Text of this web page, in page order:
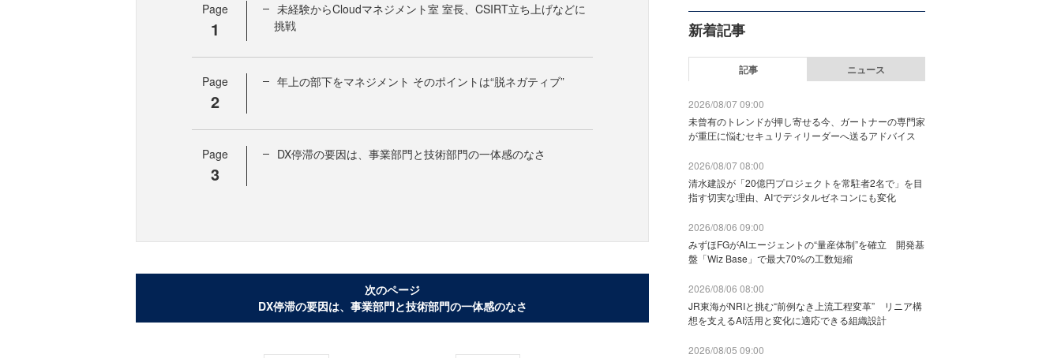
Page
1
未経験からCloudマネジメント室 室長、CSIRT立ち上げなどに
挑戦
Page
2
年上の部下をマネジメント そのポイントは“脱ネガティブ”
Page
3
DX停滞の要因は、事業部門と技術部門の一体感のなさ
次のページ
DX停滞の要因は、事業部門と技術部門の一体感のなさ
新着記事
記事 ニュース
2026/08/07 09:00
未曾有のトレンドが押し寄せる今、ガートナーの専門家
が重圧に悩むセキュリティリーダーへ送るアドバイス
2026/08/07 08:00
清水建設が「20億円プロジェクトを常駐者2名で」を目
指す切実な理由、AIでデジタルゼネコンにも変化
2026/08/06 09:00
みずほFGがAIエージェントの“量産体制”を確立 開発基
盤「Wiz Base」で最大70%の工数短縮
2026/08/06 08:00
JR東海がNRIと挑む“前例なき上流工程変革” リニア構
想を支えるAI活用と変化に適応できる組織設計
2026/08/05 09:00